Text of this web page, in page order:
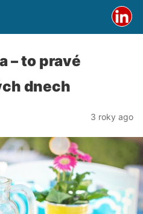
– to pravé
dnech
3 roky ago